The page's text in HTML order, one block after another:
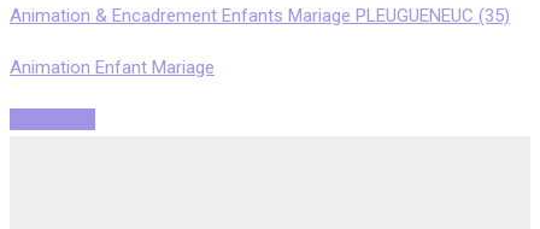
Animation & Encadrement Enfants Mariage PLEUGUENEUC (35)
Animation Enfant Mariage